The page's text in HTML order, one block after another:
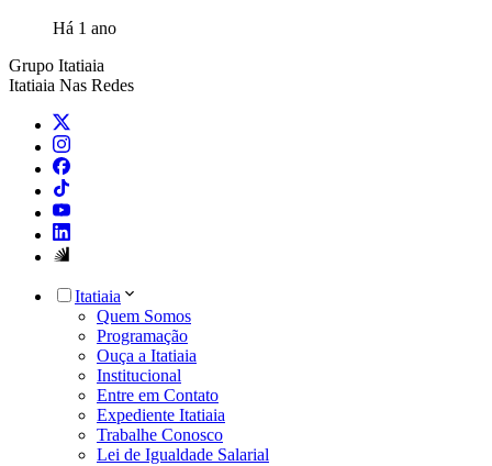
Há 1 ano
Grupo Itatiaia
Itatiaia Nas Redes
Itatiaia
Quem Somos
Programação
Ouça a Itatiaia
Institucional
Entre em Contato
Expediente Itatiaia
Trabalhe Conosco
Lei de Igualdade Salarial